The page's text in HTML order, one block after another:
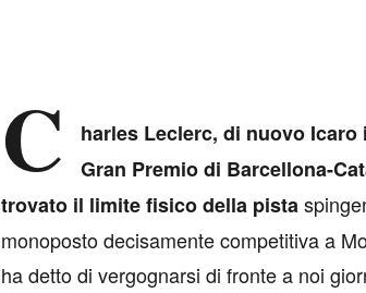
C
harles Leclerc, di nuovo
Gran Premio di Barcellona-
trovato il limite fisico della pista
monoposto decisamente competitiva a
ha detto di vergognarsi di fronte a noi